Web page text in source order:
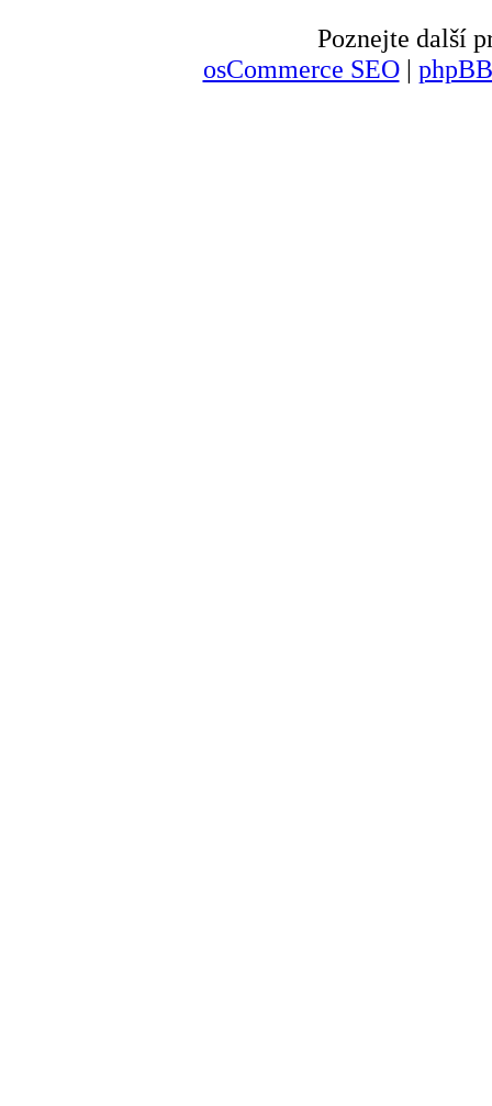
Poznejte další
osCommerce SEO|